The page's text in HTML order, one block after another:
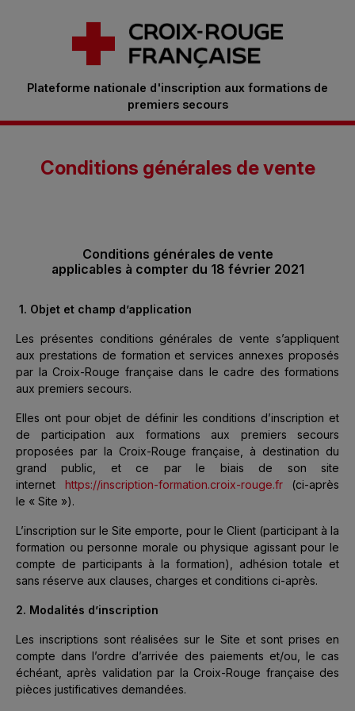
Plateforme nationale d'inscription aux formations de
premiers secours
Conditions générales de vente
Conditions générales de vente
applicables à compter du 18 février 2021
1. Objet et champ d’application
Les présentes conditions générales de vente s’appliquent
aux prestations de formation et services annexes proposés
par la Croix-Rouge française dans le cadre des formations
aux premiers secours.
Elles ont pour objet de définir les conditions d’inscription et
de participation aux formations aux premiers secours
proposées par la Croix-Rouge française, à destination du
grand public, et ce par le biais de son site
internet https://inscription-formation.croix-rouge.fr(ci-après
le « Site »).
L’inscription sur le Site emporte, pour le Client (participant à la
formation ou personne morale ou physique agissant pour le
compte de participants à la formation), adhésion totale et
sans réserve aux clauses, charges et conditions ci-après.
2. Modalités d’inscription
Les inscriptions sont réalisées sur le Site et sont prises en
compte dans l’ordre d’arrivée des paiements et/ou, le cas
échéant, après validation par la Croix-Rouge française des
pièces justificatives demandées.